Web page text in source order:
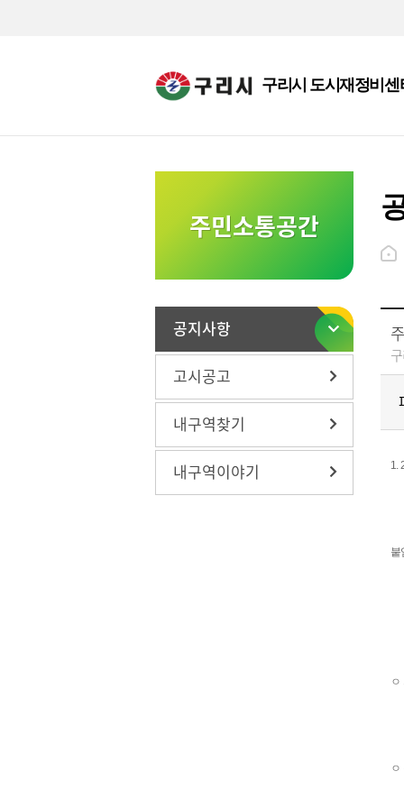
구리시 도시재정비센
주민소통공간
공지사항
고시공고
내구역찾기
내구역이야기 1.
붙
ㅇ
ㅇ